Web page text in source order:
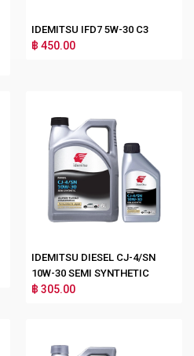
IDEMITSU IFD7 5W-30 C3
฿ 450.00
IDEMITSU DIESEL CJ-4/SN
10W-30 SEMI SYNTHETIC
฿ 305.00